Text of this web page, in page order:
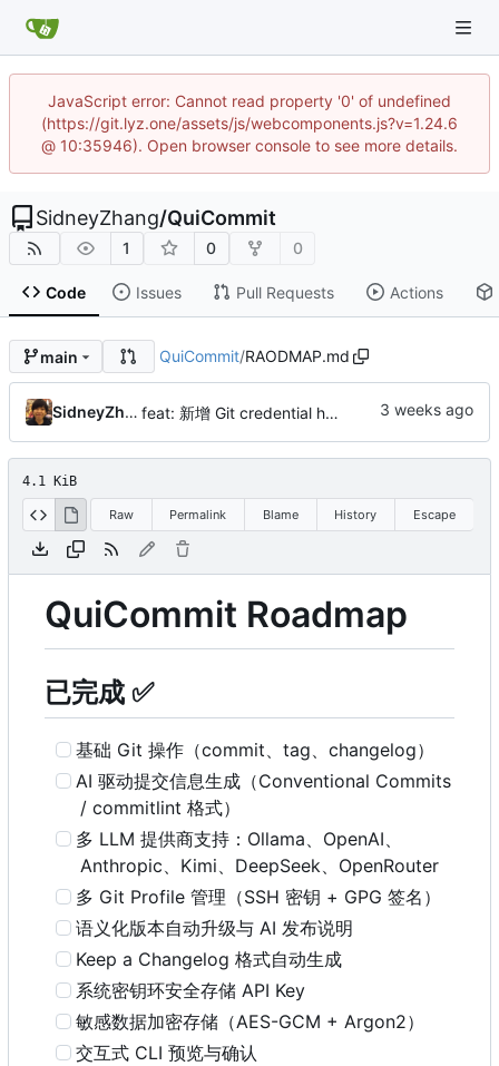
JavaScript error: Cannot read property '0' of undefined
(https://git.lyz.one/assets/js/webcomponents.js?v=1.24.6
@ 10:35946). Open browser console to see more details.
SidneyZhang/QuiCommit
1 0 0
Code Issues Pull Requests Actions
main QuiCommit/RAODMAP.md
SidneyZhang feat: 新增 Git credential helper 协议支持，实现 get|store|erase 子命令
4.1 KiB
Raw Permalink Blame History Escape
QuiCommit Roadmap
已完成 ✅
基础 Git 操作 （commit、tag、changelog）
AI 驱动提交信息生成 （Conventional Commits
/ commitlint 格式）
多 LLM 提供商支持 ： Ollama、OpenAI、
Anthropic、Kimi、DeepSeek、OpenRouter
多 Git Profile 管理 （SSH 密钥 + GPG 签名）
语义化版本自动升级与 AI 发布说明
Keep a Changelog 格式自动生成
系统密钥环安全存储 API Key
敏感数据加密存储 （AES-GCM + Argon2）
交互式 CLI 预览与确认